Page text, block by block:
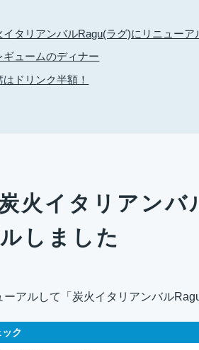
イタリアンバルRagu(ラグ)にリニューア
ギュームのディナー
ドリンク半額！
炭火イタリアン
しました
アルして「炭火イタリアンバル